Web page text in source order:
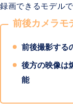
録画できるモデルで
前後カメラモ
前後撮影する
後方の映像は
能